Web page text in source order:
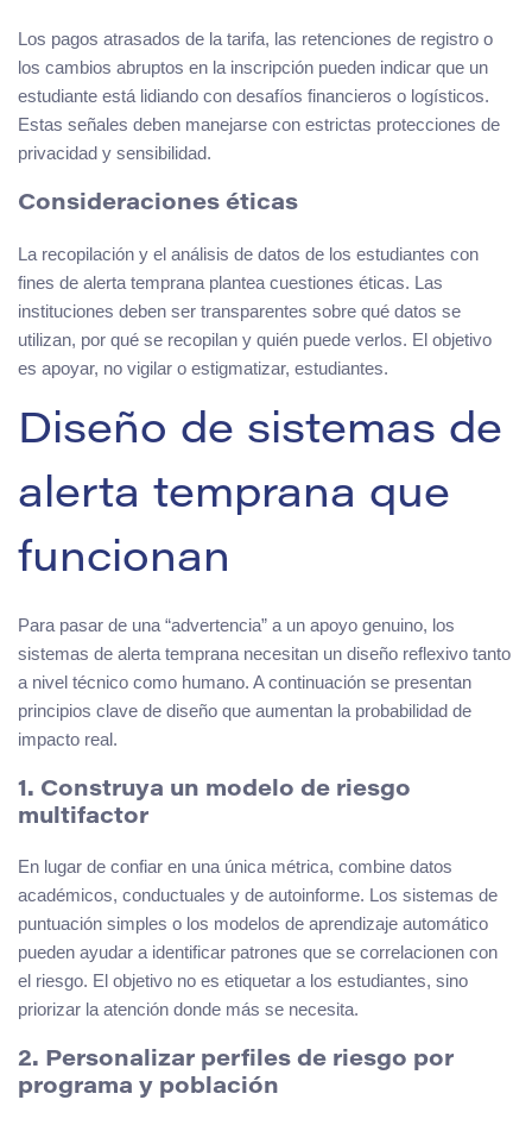
Los pagos atrasados de la tarifa, las retenciones de registro o
los cambios abruptos en la inscripción pueden indicar que un
estudiante está lidiando con desafíos financieros o logísticos.
Estas señales deben manejarse con estrictas protecciones de
privacidad y sensibilidad.
Consideraciones éticas
La recopilación y el análisis de datos de los estudiantes con
fines de alerta temprana plantea cuestiones éticas. Las
instituciones deben ser transparentes sobre qué datos se
utilizan, por qué se recopilan y quién puede verlos. El objetivo
es apoyar, no vigilar o estigmatizar, estudiantes.
Diseño de sistemas de
alerta temprana que
funcionan
Para pasar de una “advertencia” a un apoyo genuino, los
sistemas de alerta temprana necesitan un diseño reflexivo tanto
a nivel técnico como humano. A continuación se presentan
principios clave de diseño que aumentan la probabilidad de
impacto real.
1. Construya un modelo de riesgo
multifactor
En lugar de confiar en una única métrica, combine datos
académicos, conductuales y de autoinforme. Los sistemas de
puntuación simples o los modelos de aprendizaje automático
pueden ayudar a identificar patrones que se correlacionen con
el riesgo. El objetivo no es etiquetar a los estudiantes, sino
priorizar la atención donde más se necesita.
2. Personalizar perfiles de riesgo por
programa y población